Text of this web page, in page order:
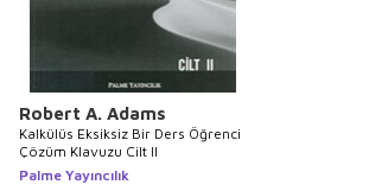
Robert A. Adams
Kalkülüs Eksiksiz Bir Ders Öğrenci
Çözüm Klavuzu Cilt II
Palme Yayıncılık